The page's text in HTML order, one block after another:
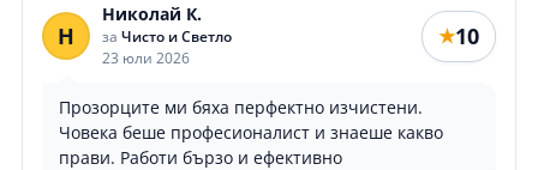
Н
Николай К.
за Чисто и Светло
23 юли 2026
★10
Прозорците ми бяха перфектно изчистени.
Човека беше професионалист и знаеше какво
прави. Работи бързо и ефективно